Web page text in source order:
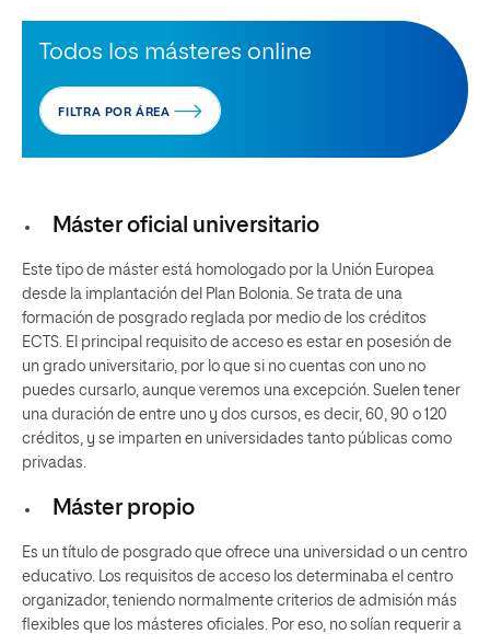
Todos los másteres online
FILTRA POR ÁREA
Máster oficial universitario
Este tipo de máster está homologado por la Unión Europea
desde la implantación del Plan Bolonia. Se trata de una
formación de posgrado reglada por medio de los créditos
ECTS. El principal requisito de acceso es estar en posesión de
un grado universitario, por lo que si no cuentas con uno no
puedes cursarlo, aunque veremos una excepción. Suelen tener
una duración de entre uno y dos cursos, es decir, 60, 90 o 120
créditos, y se imparten en universidades tanto públicas como
privadas.
Máster propio
Es un título de posgrado que ofrece una universidad o un centro
educativo. Los requisitos de acceso los determinaba el centro
organizador, teniendo normalmente criterios de admisión más
flexibles que los másteres oficiales. Por eso, no solían requerir a